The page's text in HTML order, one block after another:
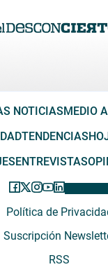
NOTICIASMEDIO
TENDENCIAS
ENTREVISTAS
Política de
Suscripción
RSS